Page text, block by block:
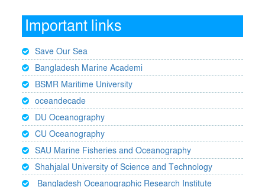
Important links
Save Our Sea
Bangladesh Marine Academi
BSMR Maritime University
oceandecade
DU Oceanography
CU Oceanography
SAU Marine Fisheries and Oceanography
Shahjalal University of Science and Technology
Bangladesh Oceanographic Research Institute